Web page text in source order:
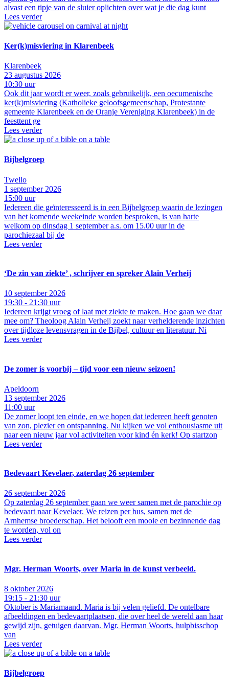
alvast een tipje van de sluier oplichten over wat je die dag kunt
Lees verder
Ker(k)misviering in Klarenbeek
Klarenbeek
23 augustus 2026
10:30 uur
Ook dit jaar wordt er weer, zoals gebruikelijk, een oecumenische
ker(k)misviering (Katholieke geloofsgemeenschap, Protestante
gemeente Klarenbeek en de Oranje Vereniging Klarenbeek) in de
feesttent ge
Lees verder
Bijbelgroep
Twello
1 september 2026
15:00 uur
Iedereen die geïnteresseerd is in een Bijbelgroep waarin de lezingen
van het komende weekeinde worden besproken, is van harte
welkom op dinsdag 1 september a.s. om 15.00 uur in de
parochiezaal bij de
Lees verder
‘De zin van ziekte’ , schrijver en spreker Alain Verheij
10 september 2026
19:30 - 21:30 uur
Iedereen krijgt vroeg of laat met ziekte te maken. Hoe gaan we daar
mee om? Theoloog Alain Verheij zoekt naar verhelderende inzichten
over tijdloze levensvragen in de Bijbel, cultuur en literatuur. Ni
Lees verder
De zomer is voorbij – tijd voor een nieuw seizoen!
Apeldoorn
13 september 2026
11:00 uur
De zomer loopt ten einde, en we hopen dat iedereen heeft genoten
van zon, plezier en ontspanning. Nu kijken we vol enthousiasme uit
naar een nieuw jaar vol activiteiten voor kind én kerk! Op startzon
Lees verder
Bedevaart Kevelaer, zaterdag 26 september
26 september 2026
Op zaterdag 26 september gaan we weer samen met de parochie op
bedevaart naar Kevelaer. We reizen per bus, samen met de
Arnhemse broederschap. Het belooft een mooie en bezinnende dag
te worden, vol on
Lees verder
Mgr. Herman Woorts, over Maria in de kunst verbeeld.
8 oktober 2026
19:15 - 21:30 uur
Oktober is Mariamaand. Maria is bij velen geliefd. De ontelbare
afbeeldingen en bedevaartplaatsen, die over heel de wereld aan haar
gewijd zijn, getuigen daarvan. Mgr. Herman Woorts, hulpbisschop
van
Lees verder
Bijbelgroep